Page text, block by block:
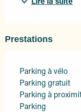
Prestations
Parking à vélo
Parking gratuit
Parking à
Parking